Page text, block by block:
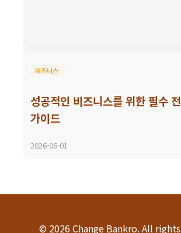
비즈니스
성공적인 비즈니스를 위한 필수
가이드
2026-06-01
© 2026 Change Bankro. All